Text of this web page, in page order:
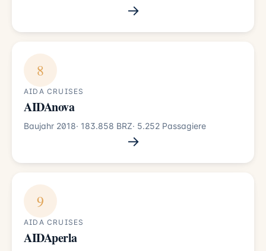
→
8
AIDA CRUISES
AIDAnova
Baujahr 2018· 183.858 BRZ· 5.252 Passagiere
→
9
AIDA CRUISES
AIDAperla